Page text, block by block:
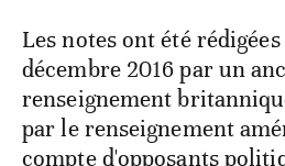
Les notes ont été
décembre 2016 par un
renseignement
par le renseignement
compte d'opposants